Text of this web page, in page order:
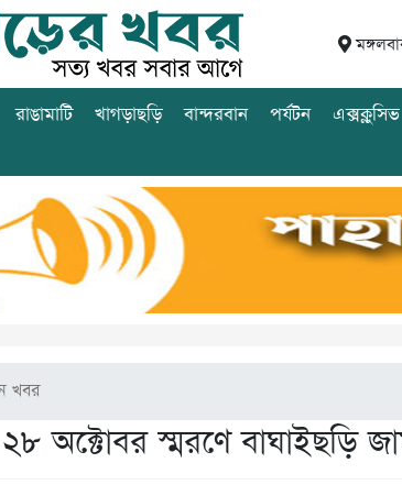
রাঙামাটি খাগড়াছড়ি বান্দরবান পর্যটন এক্সক্লুসিভ
খবর
২৮ অক্টোবর স্মরণে বাঘাইছড়ি